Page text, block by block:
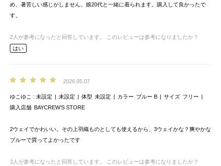
め、暑苦しい感じがしません。娘20代と一緒に着られます。購入して良かったで
す。
2 人が参考になったと回答しています。
このレビューは参考になりましたか？
はい
2026.05.07
ゆこゆこ 未設定 未設定 体型 未設定 カラー ブルー B サイズ フリー
購入店舗 BAYCREW’S STORE
2ウェイでかわいい。その上羽織ものとしても使えるから、3ウェイかな？爽やかな
ブルーで買ってよかったです
3 人が参考になったと回答しています。
このレビューは参考になりましたか？